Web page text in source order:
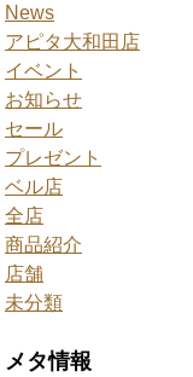
News
アピタ大和田店
イベント
お知らせ
セール
プレゼント
ベル店
全店
商品紹介
店舗
未分類
メタ情報